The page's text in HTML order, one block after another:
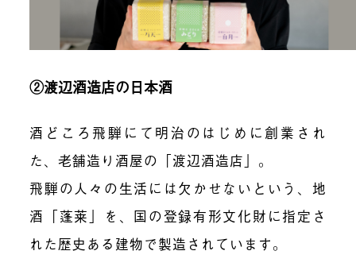
②渡辺酒造店の日本酒
酒どころ飛騨にて明治のはじめに創業され
た、老舗造り酒屋の「渡辺酒造店」。
飛騨の人々の生活には欠かせないという、地
酒「蓬莱」を、国の登録有形文化財に指定さ
れた歴史ある建物で製造されています。